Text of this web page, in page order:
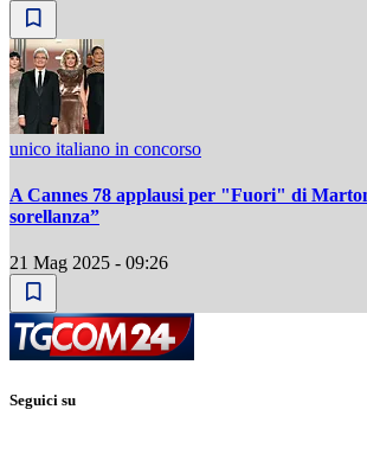
unico italiano in concorso
A Cannes 78 applausi per "Fuori" di
sorellanza”
21 Mag 2025 - 09:26
Seguici su